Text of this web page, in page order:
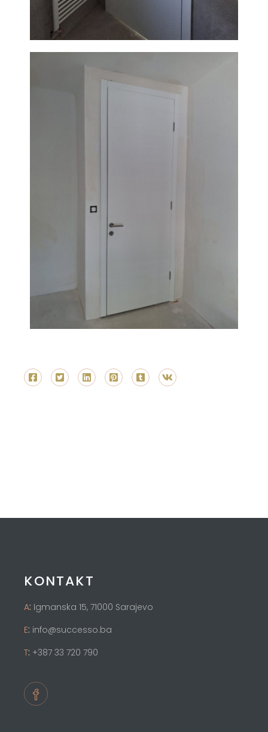
KONTAKT
A: Igmanska 15, 71000 Sarajevo
E: info@successo.ba
T: +387 33 720 790